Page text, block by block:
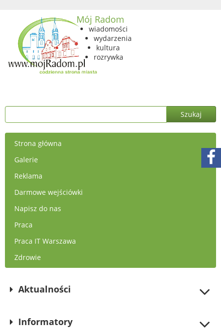
Mój Radom
wiadomości
wydarzenia
kultura
rozrywka
Strona główna
Galerie
Reklama
Darmowe wejściówki
Napisz do nas
Praca
Praca IT Warszawa
Zdrowie
Aktualności
Informatory